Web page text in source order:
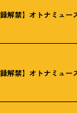
録解禁】オトナミュ
録解禁】オトナミュ